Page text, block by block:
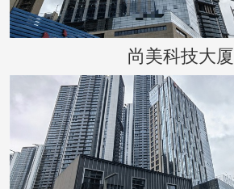
尚美科技大厦